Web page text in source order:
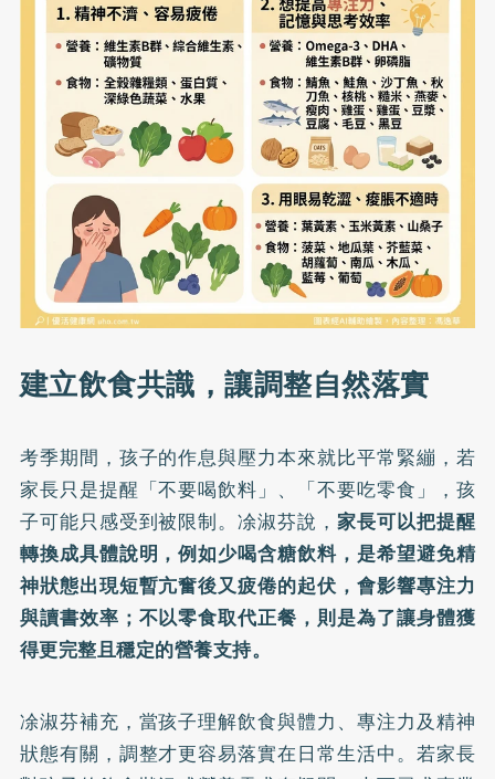
建立飲食共識，讓調整自然落實
考季期間，孩子的作息與壓力本來就比平常緊繃，若
家長只是提醒「不要喝飲料」、「不要吃零食」，孩
子可能只感受到被限制。凃淑芬說， 家長可以把提醒
轉換成具體說明，例如少喝含糖飲料，是希望避免精
神狀態出現短暫亢奮後又疲倦的起伏，會影響專注力
與讀書效率；不以零食取代正餐，則是為了讓身體獲
得更完整且穩定的營養支持。
凃淑芬補充，當孩子理解飲食與體力、專注力及精神
狀態有關，調整才更容易落實在日常生活中。若家長